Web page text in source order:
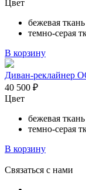
Цвет
бежевая ткань
темно-серая
В корзину
Диван-реклайнер
40 500 ₽
Цвет
бежевая ткань
темно-серая
В корзину
Связаться с нами